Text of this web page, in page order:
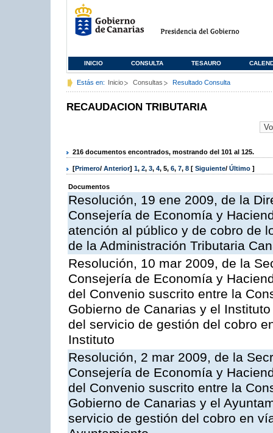
INICIO CONSULTA TESAURO
Estás en: Inicio Consultas Resultado Consulta
RECAUDACION TRIBUTARIA
216 documentos encontrados, mostrando del 101 al 125.
[Primero/ Anterior] 1, 2, 3, 4, 5, 6, 7, 8 [ Siguiente/ Último ]
Documentos
Resolución, 19 ene 2009, de la
Consejería de Economía y
atención al público y de cobro de
de la Administración Tributaria
Resolución, 10 mar 2009, de la
Consejería de Economía y
del Convenio suscrito entre la
Gobierno de Canarias y el
del servicio de gestión del cobro
Instituto
Resolución, 2 mar 2009, de la
Consejería de Economía y
del Convenio suscrito entre la
Gobierno de Canarias y el
servicio de gestión del cobro en